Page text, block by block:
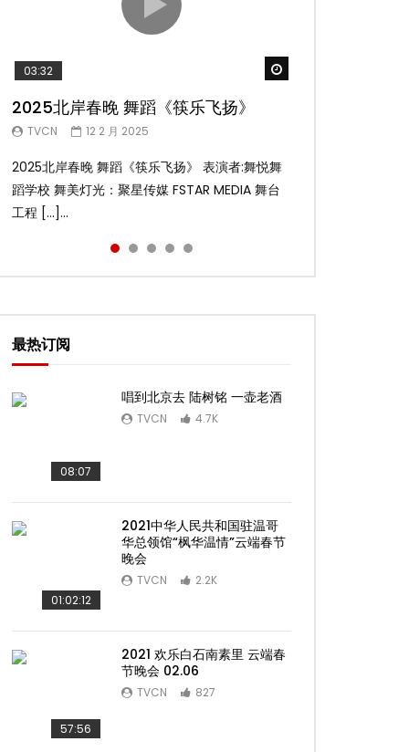
03:32
2025北岸春晚 舞蹈《筷乐飞扬》
TVCN 12 2 月 2025
2025北岸春晚 舞蹈《筷乐飞扬》 表演者:舞悦舞
蹈学校 舞美灯光：聚星传媒 FSTAR MEDIA 舞台
工程 […]...
02:58
2025北岸春晚 舞蹈《乌兰巴托的夜》
TVCN 12 2 月 2025
2025北岸春晚 舞蹈《乌兰巴托的夜》 表演者:飞
扬舞蹈团 舞美灯光：聚星传媒 FSTAR MEDIA 舞
台工 […]...
04:19
2025北岸春晚 古典舞《雨后》
TVCN 12 2 月 2025
2025北岸春晚 古典舞《雨后》 表演者:洪杰舞蹈
学院 舞美灯光：聚星传媒 FSTAR MEDIA 舞台工
程： […]...
05:13
2025北岸春晚 傣族舞蹈《水的女儿》
TVCN 12 2 月 2025
2025北岸春晚 傣族舞蹈《水的女儿》 表演者:洪
杰舞蹈学院 舞美灯光：聚星传媒 FSTAR MEDIA
舞台 […]...
03:45
2025北岸春晚 舞蹈《十八焕蝶》
TVCN 9 2 月 2025
2025北岸春晚 舞蹈《十八焕蝶》 表演者:舞悦舞
蹈学校 舞美灯光：聚星传媒 FSTAR MEDIA 舞台
工程 […]...
最热订阅
08:07
唱到北京去 陆树铭 一壶老酒
TVCN 4.7K
01:02:12
2021中华人民共和国驻温哥
华总领馆“枫华温情”云端春节
晚会
TVCN 2.2K
57:56
2021 欢乐白石南素里 云端春
节晚会 02.06
TVCN 827